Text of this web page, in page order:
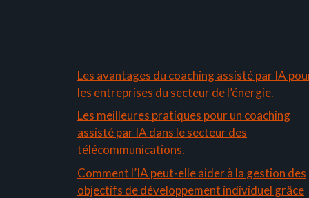
Les avantages du coaching assisté par IA
les entreprises du secteur de l’énergie.
Les meilleures pratiques pour un coaching
assisté par IA dans le secteur des
télécommunications.
Comment l’IA peut-elle aider à la gestion des
objectifs de développement individuel grâce